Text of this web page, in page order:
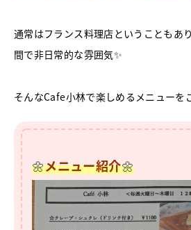
通常はフランス料理店ということもあ
間で非日常的な雰囲気✨
そんなCafe小林で楽しめるメニューを
🌼メニュー紹介🌼